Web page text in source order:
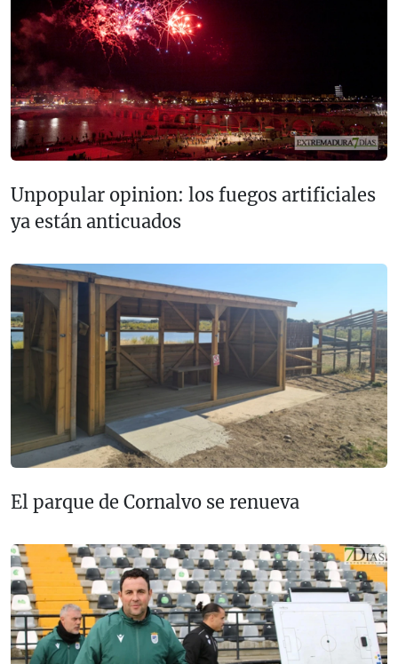
Unpopular opinion: los fuegos artificiales
ya están anticuados
El parque de Cornalvo se renueva